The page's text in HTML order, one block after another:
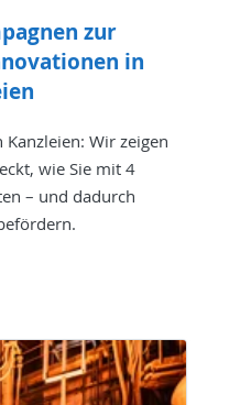
zur
in
Wir zeigen
wie Sie mit 4
– und dadurch